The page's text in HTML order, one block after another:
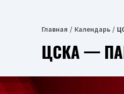
Главная Календарь
ЦСКА —